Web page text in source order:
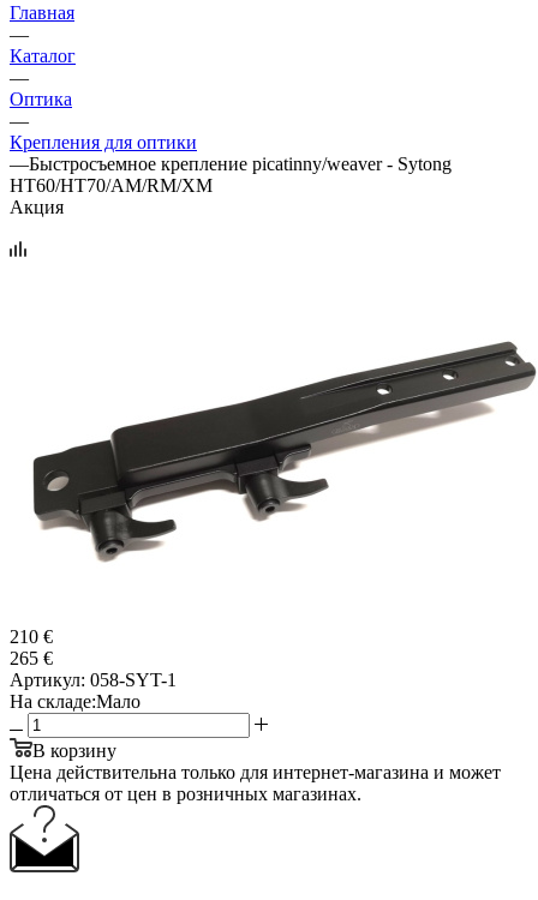
Главная
—
Каталог
—
Оптика
—
Крепления для оптики
—Быстросъемное крепление picatinny/weaver - Sytong
HT60/HT70/AM/RM/XM
Акция
210 €
265 €
Артикул: 058-SYT-1
На складе:Мало
В корзину
Цена действительна только для интернет-магазина и может
отличаться от цен в розничных магазинах.